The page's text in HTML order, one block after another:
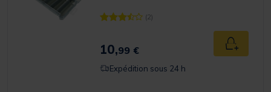
[object Object] out of 5 Customer Rating
(2)
10,99 € Ajouter
Expédition sous 24 h